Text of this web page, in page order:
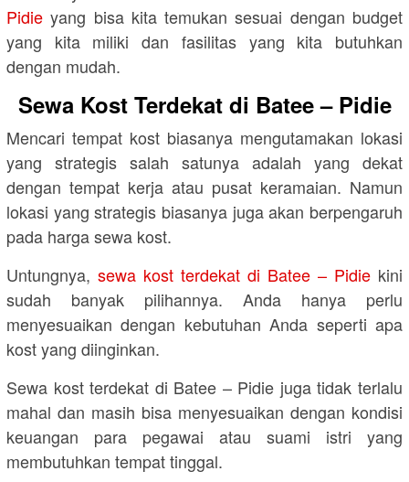
Pidie yang bisa kita temukan sesuai dengan budget
yang kita miliki dan fasilitas yang kita butuhkan
dengan mudah.
Sewa Kost Terdekat di Batee – Pidie
Mencari tempat kost biasanya mengutamakan lokasi
yang strategis salah satunya adalah yang dekat
dengan tempat kerja atau pusat keramaian. Namun
lokasi yang strategis biasanya juga akan berpengaruh
pada harga sewa kost.
Untungnya, sewa kost terdekat di Batee – Pidie kini
sudah banyak pilihannya. Anda hanya perlu
menyesuaikan dengan kebutuhan Anda seperti apa
kost yang diinginkan.
Sewa kost terdekat di Batee – Pidie juga tidak terlalu
mahal dan masih bisa menyesuaikan dengan kondisi
keuangan para pegawai atau suami istri yang
membutuhkan tempat tinggal.